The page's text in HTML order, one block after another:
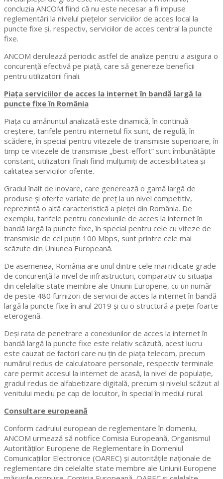
concluzia ANCOM fiind că nu este necesar a fi impuse
reglementări la nivelul pieţelor serviciilor de acces local la
puncte fixe şi, respectiv, serviciilor de acces central la puncte
fixe.
ANCOM derulează periodic astfel de analize pentru a asigura o
concurență efectivă pe piață, care să genereze beneficii
pentru utilizatorii finali.
Piața serviciilor de acces la internet în bandă largă la
puncte fixe în România
Piața cu amănuntul analizată este dinamică, în continuă
creştere, tarifele pentru internetul fix sunt, de regulă, în
scădere, în special pentru vitezele de transmisie superioare, în
timp ce vitezele de transmisie „best-effort” sunt îmbunătățite
constant, utilizatorii finali fiind mulţumiţi de accesibilitatea şi
calitatea serviciilor oferite.
Gradul înalt de inovare, care generează o gamă largă de
produse și oferte variate de preț la un nivel competitiv,
reprezintă o altă caracteristică a pieței din România. De
exemplu, tarifele pentru conexiunile de acces la internet în
bandă largă la puncte fixe, în special pentru cele cu viteze de
transmisie de cel puțin 100 Mbps, sunt printre cele mai
scăzute din Uniunea Europeană.
De asemenea, România are unul dintre cele mai ridicate grade
de concurenţă la nivel de infrastructuri, comparativ cu situaţia
din celelalte state membre ale Uniunii Europene, cu un număr
de peste 480 furnizori de servicii de acces la internet în bandă
largă la puncte fixe în anul 2019 și cu o structură a pieței foarte
eterogenă.
Deși rata de penetrare a conexiunilor de acces la internet în
bandă largă la puncte fixe este relativ scăzută, acest lucru
este cauzat de factori care nu țin de piața telecom, precum
numărul redus de calculatoare personale, respectiv terminale
care permit accesul la internet de acasă, la nivel de populaţie,
gradul redus de alfabetizare digitală, precum şi nivelul scăzut al
venitului mediu pe cap de locuitor, în special în mediul rural.
Consultare europeană
Conform cadrului european de reglementare în domeniu,
ANCOM urmează să notifice Comisia Europeană, Organismul
Autorităţilor Europene de Reglementare în Domeniul
Comunicaţiilor Electronice (OAREC) şi autorităţile naţionale de
reglementare din celelalte state membre ale Uniunii Europene